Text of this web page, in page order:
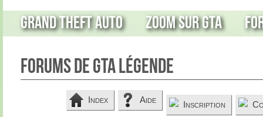
Grand Theft Auto Zoom sur GTA
Forums de GTA Légende
Index Aide Inscription